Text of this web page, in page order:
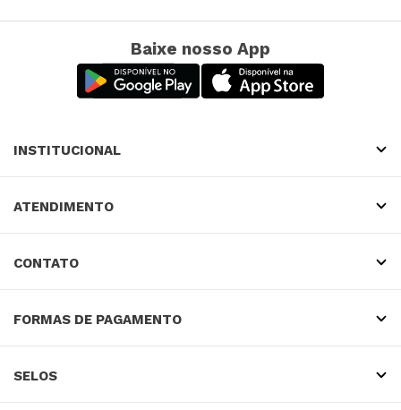
Baixe nosso App
INSTITUCIONAL
ATENDIMENTO
CONTATO
FORMAS DE PAGAMENTO
SELOS